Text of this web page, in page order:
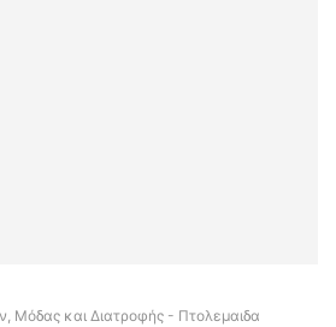
Μόδας και Διατροφής - Πτολεμαιδα